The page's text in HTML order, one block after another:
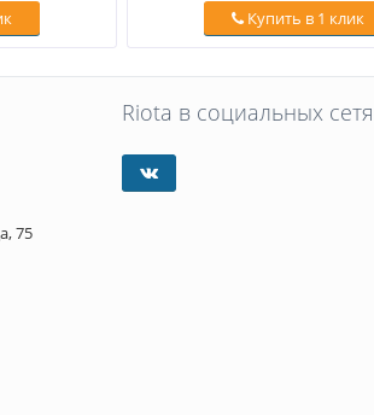
Купить в 1 клик
75
Riota в социальных